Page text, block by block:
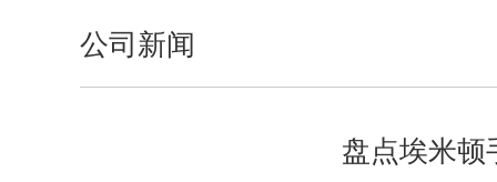
公司新闻
盘点埃米顿